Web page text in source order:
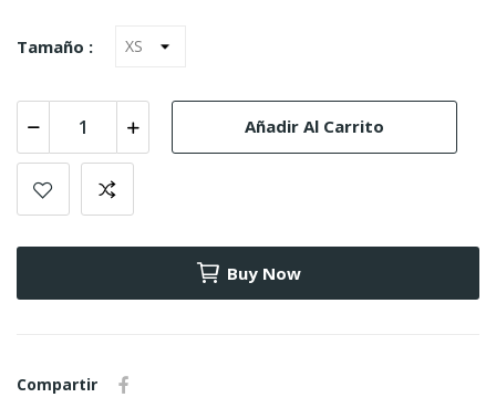
Tamaño :
Añadir Al Carrito
Buy Now
Compartir